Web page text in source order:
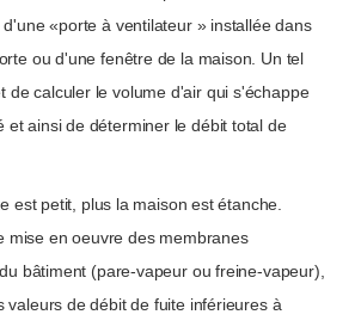
«porte à ventilateur » installée dans
ou d'une fenêtre de la maison. Un tel
de calculer le volume d'air qui s'échappe
et ainsi de déterminer le débit total de
est petit, plus la maison est étanche.
mise en oeuvre des membranes
bâtiment (pare-vapeur ou freine-vapeur),
valeurs de débit de fuite inférieures à